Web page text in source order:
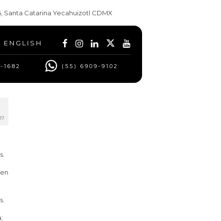
Santa Catarina Yecahuizotl CDMX
ENGLISH
(55) 6909-9102